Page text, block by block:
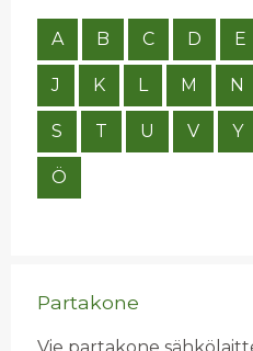
A B C D E
J K L M N
S T U V Y
Ö
Partakone